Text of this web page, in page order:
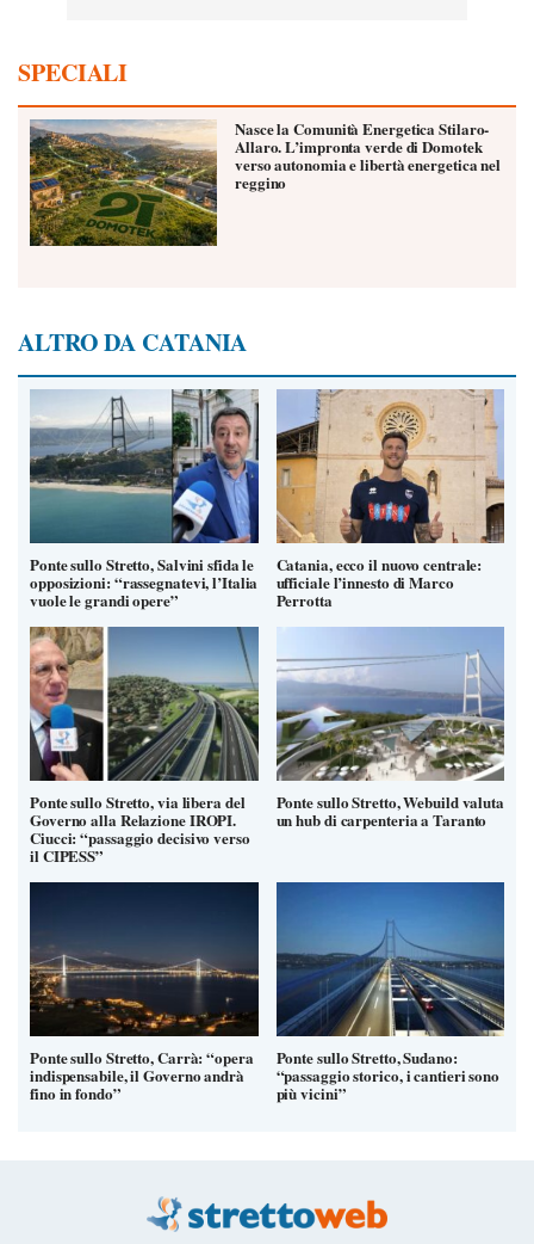
SPECIALI
Nasce la Comunità Energetica Stilaro-
Allaro. L’impronta verde di Domotek
verso autonomia e libertà energetica nel
reggino
ALTRO DA CATANIA
Ponte sullo Stretto, Salvini sfida le
opposizioni: “rassegnatevi, l’Italia
vuole le grandi opere”
Catania, ecco il nuovo centrale:
ufficiale l’innesto di Marco
Perrotta
Ponte sullo Stretto, via libera del
Governo alla Relazione IROPI.
Ciucci: “passaggio decisivo verso
il CIPESS”
Ponte sullo Stretto, Webuild valuta
un hub di carpenteria a Taranto
Ponte sullo Stretto, Carrà: “opera
indispensabile, il Governo andrà
fino in fondo”
Ponte sullo Stretto, Sudano:
“passaggio storico, i cantieri sono
più vicini”